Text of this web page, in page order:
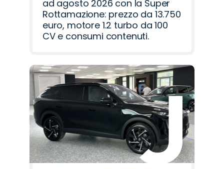
ad agosto 2026 con la Super
Rottamazione: prezzo da 13.750
euro, motore 1.2 turbo da 100
CV e consumi contenuti.